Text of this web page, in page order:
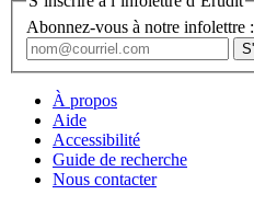
Abonnez-vous à notre infolettre :
À propos
Aide
Accessibilité
Guide de recherche
Nous contacter